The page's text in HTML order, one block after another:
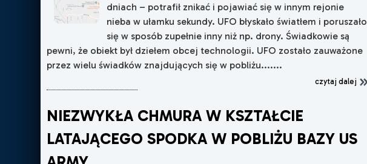
dniach – potrafił znikać i pojawiać się w innym rejonie
nieba w ułamku sekundy. UFO błyskało światłem i poruszało
się w sposób zupełnie inny niż np. drony. Świadkowie są
pewni, że obiekt był dziełem obcej technologii. UFO zostało zauważone
przez wielu świadków znajdujących się w pobliżu.......
czytaj dalej
NIEZWYKŁA CHMURA W KSZTAŁCIE
LATAJĄCEGO SPODKA W POBLIŻU BAZY US